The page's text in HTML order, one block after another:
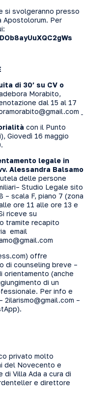
si svolgeranno presso
Apostolorum. Per
di 30’ su CV o
Morabito,
dal 15 al 17
con il Punto
Giovedì 16 maggio
legale in
Alessandra Balsamo
delle persone
Studio Legale sito
– scala F, piano 7 (zona
ore 11 alle ore 13 e
riceve su
tramite recapito
email
) offre
di counseling breve –
orientamento (anche
di un
Per info e
2ilarismo@gmail.com –
privato molto
del Novecento e
Villa Ada a cura di
e direttore